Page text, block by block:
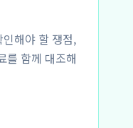
해야 할 쟁점,
를 함께 대조해